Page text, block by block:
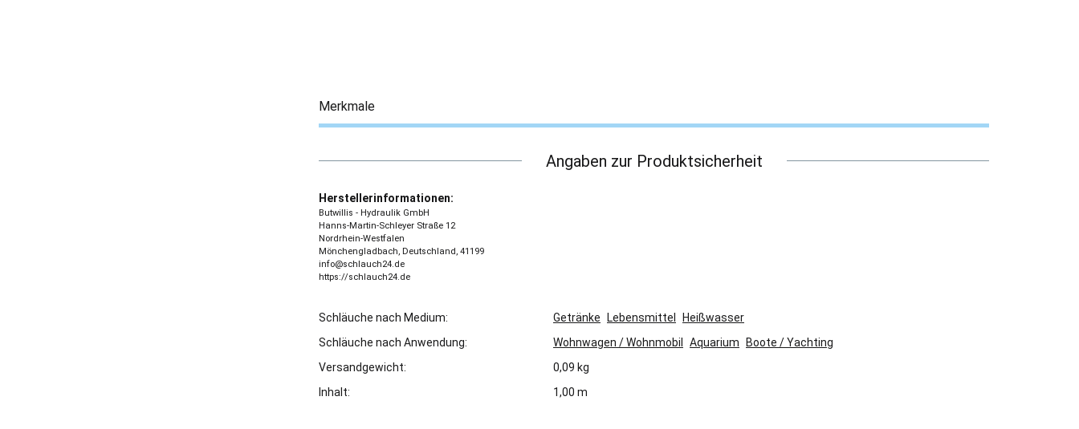
Merkmale
Angaben zur Produktsicherheit
Herstellerinformationen:
Butwillis - Hydraulik GmbH
Hanns-Martin-Schleyer Straße 12
Nordrhein-Westfalen
Mönchengladbach, Deutschland, 41199
info@schlauch24.de
https://schlauch24.de
Schläuche nach Medium: Getränke Lebensmittel Heißwasser
Schläuche nach Anwendung:
Wohnwagen / Wohnmobil Aquarium Boote / Yachting
Versandgewicht:
0,09 kg
Inhalt:
1,00 m